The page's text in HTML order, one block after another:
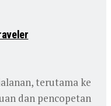
terutama ke
dan pencopetan